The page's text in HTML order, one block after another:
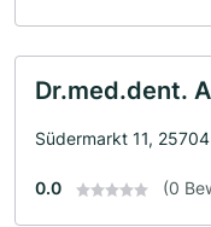
Dr.med.dent.
Südermarkt 11,
0.0 (0